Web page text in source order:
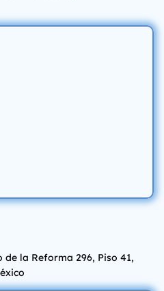
la Reforma 296, Piso 41,